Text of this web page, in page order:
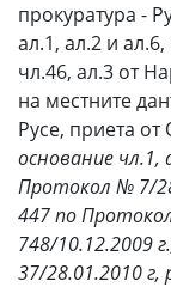
прокуратура -
ал.1, ал.2 и
чл.46, ал.3 от
на местните
Русе, приета
основание
Протокол № 7/
447 по
748/10.12.2009
37/28.01.2010